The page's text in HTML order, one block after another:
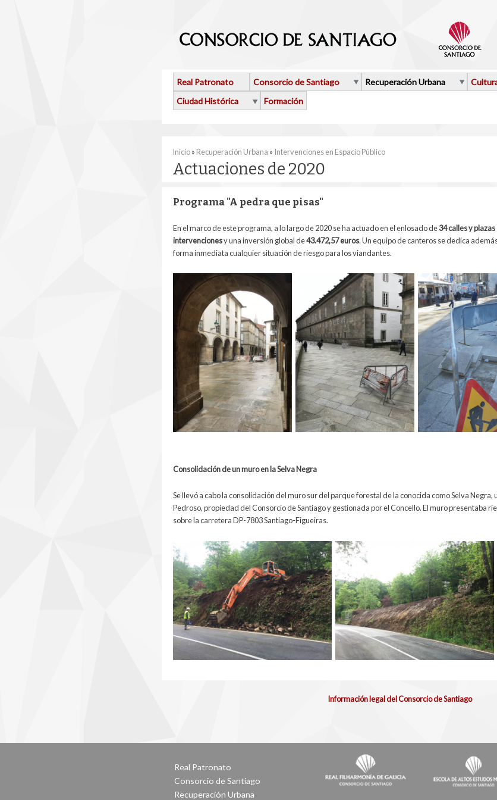
Real Patronato Consorcio de Santiago Recuperación Urbana
Ciudad Histórica
Formación
Se encuentra usted aquí
Inicio» Recuperación Urbana » Intervenciones en Espacio Público
Actuaciones de 2020
Programa "A pedra que pisas"
En el marco de este programa, a lo largo de 2020 se ha actuado en el enlosado de34 calles y plazas
intervencionesy una inversión global de43.472,57euros. Un equipo de canteros se dedica
forma inmediata cualquier situación de riesgo para los viandantes.
Consolidación de un muro en la Selva Negra
Se llevó a cabo la consolidación del muro sur del parque forestal de la conocida como Selva
Pedroso, propiedad del Consorcio de Santiago y gestionada por el Concello. El muro presentaba
sobre la carretera DP-7803 Santiago-Figueiras.
Información legal del Consorcio de Santiago
Real Patronato
Consorcio de Santiago
Recuperación Urbana